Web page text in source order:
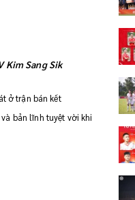
Kim Sang Sik
ở trận bán kết
bản lĩnh tuyệt vời khi